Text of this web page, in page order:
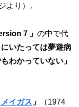
より）。
７」 の中で代
いたっては夢遊病
わかっていない」
イガス 」
（1974